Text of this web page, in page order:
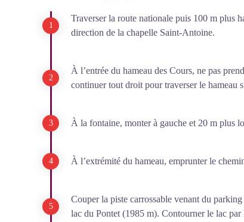
Traverser la route nationale puis 100 m plus
direction de la chapelle Saint-Antoine.
À l’entrée du hameau des Cours, ne pas
continuer tout droit pour traverser le hameau
À la fontaine, monter à gauche et 20 m plus
À l’extrémité du hameau, emprunter le
Couper la piste carrossable venant du
lac du Pontet (1985 m). Contourner le lac par